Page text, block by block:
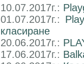
10.07.2017г.:
01.07.2017г.:
класиране
20.06.2017г.:
17.06.2017г.: